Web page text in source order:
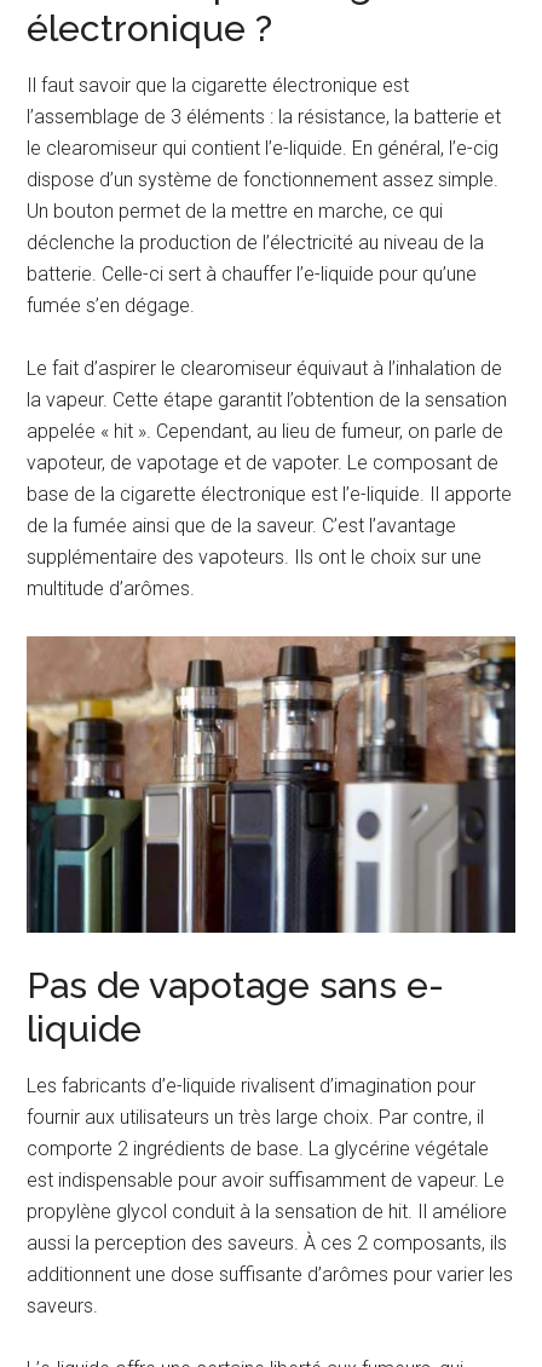
électronique ?
Il faut savoir que la cigarette électronique est
l’assemblage de 3 éléments : la résistance, la batterie et
le clearomiseur qui contient l’e-liquide. En général, l’e-cig
dispose d’un système de fonctionnement assez simple.
Un bouton permet de la mettre en marche, ce qui
déclenche la production de l’électricité au niveau de la
batterie. Celle-ci sert à chauffer l’e-liquide pour qu’une
fumée s’en dégage.
Le fait d’aspirer le clearomiseur équivaut à l’inhalation de
la vapeur. Cette étape garantit l’obtention de la sensation
appelée « hit ». Cependant, au lieu de fumeur, on parle de
vapoteur, de vapotage et de vapoter. Le composant de
base de la cigarette électronique est l’e-liquide. Il apporte
de la fumée ainsi que de la saveur. C’est l’avantage
supplémentaire des vapoteurs. Ils ont le choix sur une
multitude d’arômes.
Pas de vapotage sans e-
liquide
Les fabricants d’e-liquide rivalisent d’imagination pour
fournir aux utilisateurs un très large choix. Par contre, il
comporte 2 ingrédients de base. La glycérine végétale
est indispensable pour avoir suffisamment de vapeur. Le
propylène glycol conduit à la sensation de hit. Il améliore
aussi la perception des saveurs. À ces 2 composants, ils
additionnent une dose suffisante d’arômes pour varier les
saveurs.